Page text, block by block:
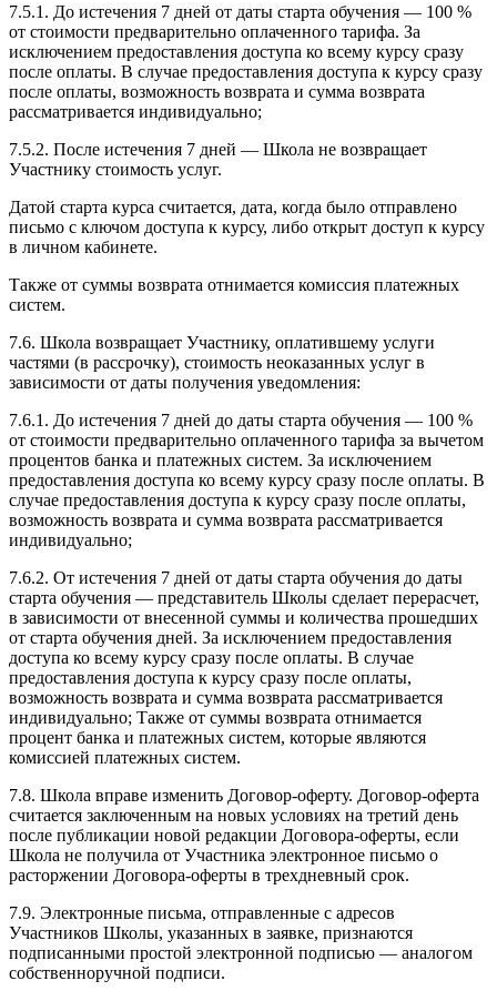
7.5.1. До истечения 7 дней от даты старта обучения — 100 %
от стоимости предварительно оплаченного тарифа. За
исключением предоставления доступа ко всему курсу сразу
после оплаты. В случае предоставления доступа к курсу сразу
после оплаты, возможность возврата и сумма возврата
рассматривается индивидуально;
7.5.2. После истечения 7 дней — Школа не возвращает
Участнику стоимость услуг.
Датой старта курса считается, дата, когда было отправлено
письмо с ключом доступа к курсу, либо открыт доступ к курсу
в личном кабинете.
Также от суммы возврата отнимается комиссия платежных
систем.
7.6. Школа возвращает Участнику, оплатившему услуги
частями (в рассрочку), стоимость неоказанных услуг в
зависимости от даты получения уведомления:
7.6.1. До истечения 7 дней до даты старта обучения — 100 %
от стоимости предварительно оплаченного тарифа за вычетом
процентов банка и платежных систем. За исключением
предоставления доступа ко всему курсу сразу после оплаты. В
случае предоставления доступа к курсу сразу после оплаты,
возможность возврата и сумма возврата рассматривается
индивидуально;
7.6.2. От истечения 7 дней от даты старта обучения до даты
старта обучения — представитель Школы сделает перерасчет,
в зависимости от внесенной суммы и количества прошедших
от старта обучения дней. За исключением предоставления
доступа ко всему курсу сразу после оплаты. В случае
предоставления доступа к курсу сразу после оплаты,
возможность возврата и сумма возврата рассматривается
индивидуально; Также от суммы возврата отнимается
процент банка и платежных систем, которые являются
комиссией платежных систем.
7.8. Школа вправе изменить Договор-оферту. Договор-оферта
считается заключенным на новых условиях на третий день
после публикации новой редакции Договора-оферты, если
Школа не получила от Участника электронное письмо о
расторжении Договора-оферты в трехдневный срок.
7.9. Электронные письма, отправленные с адресов
Участников Школы, указанных в заявке, признаются
подписанными простой электронной подписью — аналогом
собственноручной подписи.